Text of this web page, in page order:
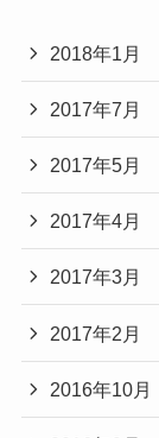
2018年1月
2017年7月
2017年5月
2017年4月
2017年3月
2017年2月
2016年10月